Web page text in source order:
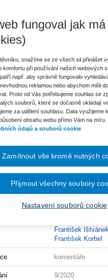
Smarteca
- ihned k dispozici
že v období od 1.8. do 21.8.
nemůžeme vystavovat daňové
dodatečně e-mailem.
ks
Wolters Kluwer
František
František Korbel
komentáře
9/2020
fungoval jak
snažíme se ze všech sil přinášet
komfortu při používání našich webových
např. aby správně fungovalo
reklamou nebo abychom měli
Proto od Vás potřebujeme souhlas se
souborů, které se dočasně ukládají
za udělení souhlasu. Data využijeme
obsahu webu přímo Vám na míru.
údajů a souborů cookie
Nastavení souborů cookie
Zamítnout vše kromě nutných
Přijmout všechny soubory